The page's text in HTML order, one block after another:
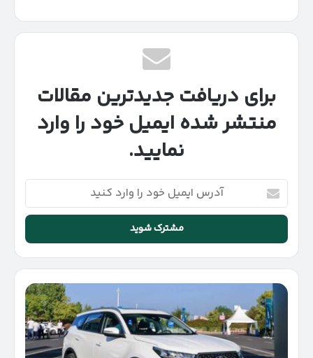
برای دریافت جدیدترین مقالات
منتشر شده ایمیل خود را وارد
نمایید.
آدرس
ایمیل
خود
وارد
کنید
نظرات
مورد
تیگو